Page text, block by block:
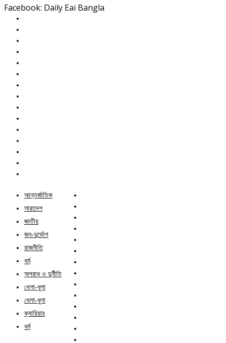
Facebook: Daily Eai Bangla
আন্তর্জাতিক
সারাদেশ
জাতীয়
জন-দুর্ভোগ
রাজনীতি
ধর্ম
অপরাধ ও দুর্নীতি
খেলা-ধুলা
খেলা-ধুলা
ক্যারিয়ার
ধর্ম